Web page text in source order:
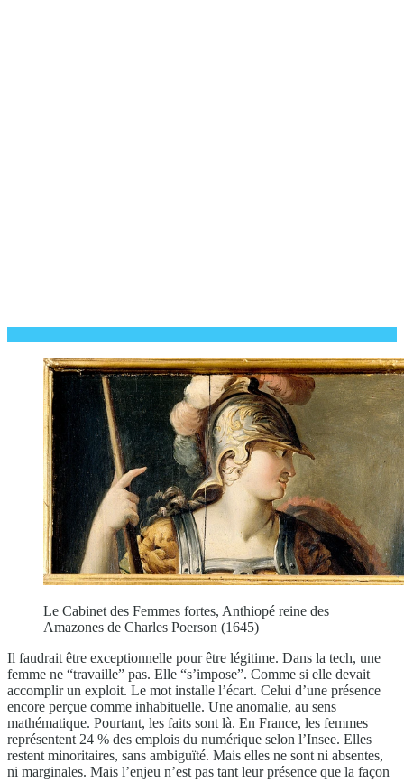
Le Cabinet des Femmes fortes, Anthiopé reine des
Amazones de Charles Poerson (1645)
Il faudrait être exceptionnelle pour être légitime. Dans la tech, une
femme ne “travaille” pas. Elle “s’impose”. Comme si elle devait
accomplir un exploit. Le mot installe l’écart. Celui d’une présence
encore perçue comme inhabituelle. Une anomalie, au sens
mathématique. Pourtant, les faits sont là. En France, les femmes
représentent 24 % des emplois du numérique selon l’Insee. Elles
restent minoritaires, sans ambiguïté. Mais elles ne sont ni absentes,
ni marginales. Mais l’enjeu n’est pas tant leur présence que la façon